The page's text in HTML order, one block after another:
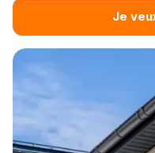
Je